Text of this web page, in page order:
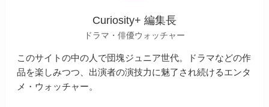
Curiosity+ 編集長
ドラマ・俳優ウォッチャー
このサイトの中の人で団塊ジュニア世代。ドラマなどの作
品を楽しみつつ、出演者の演技力に魅了され続けるエンタ
メ・ウォッチャー。